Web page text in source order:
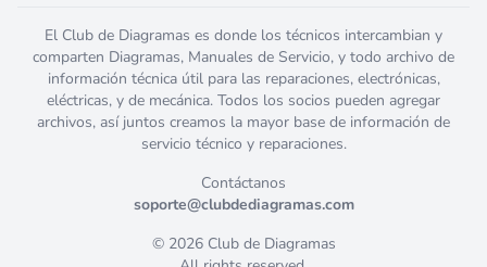
El Club de Diagramas es donde los técnicos intercambian y
comparten Diagramas, Manuales de Servicio, y todo archivo de
información técnica útil para las reparaciones, electrónicas,
eléctricas, y de mecánica. Todos los socios pueden agregar
archivos, así juntos creamos la mayor base de información de
servicio técnico y reparaciones.
Contáctanos
soporte@clubdediagramas.com
© 2026 Club de Diagramas